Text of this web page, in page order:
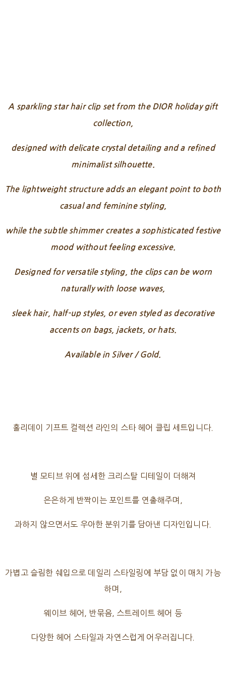
A sparkling star hair clip set from the DIOR holiday gift
collection,
designed with delicate crystal detailing and a refined
minimalist silhouette.
The lightweight structure adds an elegant point to both
casual and feminine styling,
while the subtle shimmer creates a sophisticated festive
mood without feeling excessive.
Designed for versatile styling, the clips can be worn
naturally with loose waves,
sleek hair, half-up styles, or even styled as decorative
accents on bags, jackets, or hats.
Available in Silver / Gold.
홀리데이 기프트 컬렉션 라인의 스타 헤어 클립 세트입니다.
별 모티브 위에 섬세한 크리스탈 디테일이 더해져
은은하게 반짝이는 포인트를 연출해주며,
과하지 않으면서도 우아한 분위기를 담아낸 디자인입니다.
가볍고 슬림한 쉐입으로 데일리 스타일링에 부담 없이 매치 가능
하며,
웨이브 헤어, 반묶음, 스트레이트 헤어 등
다양한 헤어 스타일과 자연스럽게 어우러집니다.